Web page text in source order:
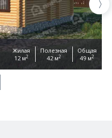
Жилая
12 м2
Полезная
42 м2
Общая
49 м2